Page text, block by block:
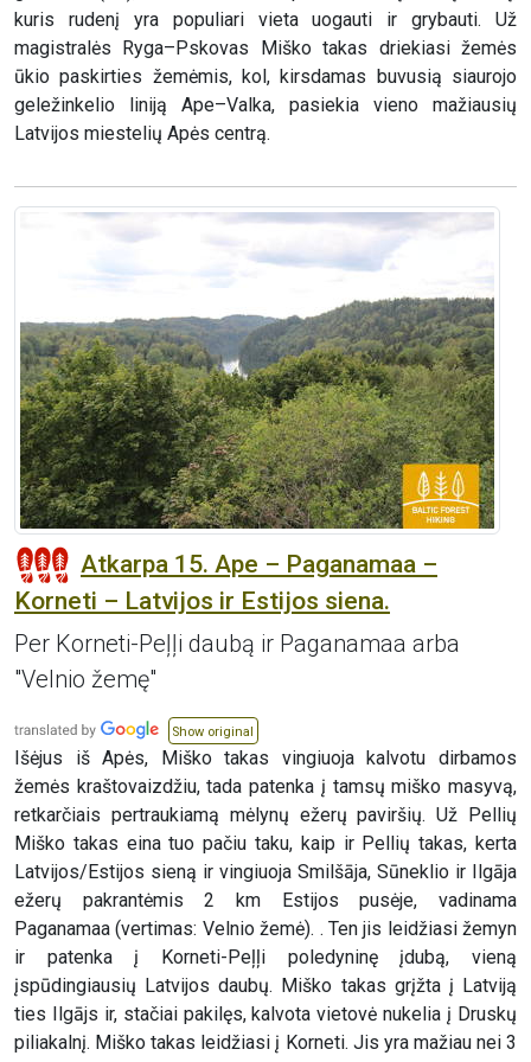
kuris rudenį yra populiari vieta uogauti ir grybauti. Už
magistralės Ryga–Pskovas Miško takas driekiasi žemės
ūkio paskirties žemėmis, kol, kirsdamas buvusią siaurojo
geležinkelio liniją Ape–Valka, pasiekia vieno mažiausių
Latvijos miestelių Apės centrą.
Atkarpa 15. Ape – Paganamaa –
Korneti – Latvijos ir Estijos siena.
Per Korneti-Peļļi daubą ir Paganamaa arba
"Velnio žemę"
Show original
Išėjus iš Apės, Miško takas vingiuoja kalvotu dirbamos
žemės kraštovaizdžiu, tada patenka į tamsų miško masyvą,
retkarčiais pertraukiamą mėlynų ežerų paviršių. Už Pellių
Miško takas eina tuo pačiu taku, kaip ir Pellių takas, kerta
Latvijos/Estijos sieną ir vingiuoja Smilšāja, Sūneklio ir Ilgāja
ežerų pakrantėmis 2 km Estijos pusėje, vadinama
Paganamaa (vertimas: Velnio žemė). . Ten jis leidžiasi žemyn
ir patenka į Korneti-Peļļi poledyninę įdubą, vieną
įspūdingiausių Latvijos daubų. Miško takas grįžta į Latviją
ties Ilgājs ir, stačiai pakilęs, kalvota vietovė nukelia į Druskų
piliakalnį. Miško takas leidžiasi į Korneti. Jis yra mažiau nei 3